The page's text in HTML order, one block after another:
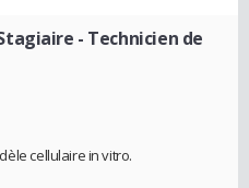
- Technicien de
cellulaire in vitro.